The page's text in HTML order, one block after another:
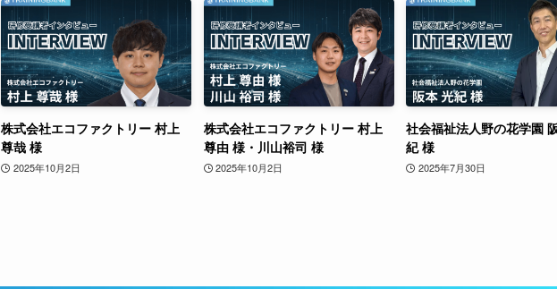
株式会社エコファクトリー 村上
尊哉 様
2025年10月2日
株式会社エコファクトリー 村上
尊由 様・川山裕司 様
2025年10月2日
社会福祉法人野の花学園
紀 様
2025年7月30日